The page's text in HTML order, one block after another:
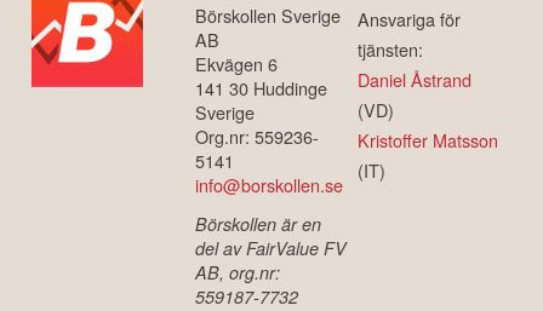
Börskollen Sverige
AB
Ekvägen 6
141 30 Huddinge
Sverige
Org.nr: 559236-
5141
info@borskollen.se
Börskollen är en
del av FairValue FV
AB, org.nr:
559187-7732
Ansvariga för
tjänsten:
Daniel Åstrand
(VD)
Kristoffer Matsson
(IT)